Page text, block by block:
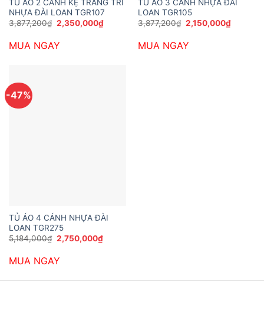
TỦ ÁO 2 CÁNH KỆ TRANG TRÍ
NHỰA ĐÀI LOAN TGR107
3,877,200₫ Giá
gốc
3,877,200₫.
2,350,000₫Giá
hiện
MUA NGAY
TỦ ÁO 3 CÁNH NHỰA ĐÀI
LOAN TGR105
3,877,200₫ Giá
gốc
3,877,200₫.
2,150,000₫Giá
hiện
MUA NGAY
-47%
TỦ ÁO 4 CÁNH NHỰA ĐÀI
LOAN TGR275
5,184,000₫ Giá
gốc
5,184,000₫.
2,750,000₫Giá
hiện
MUA NGAY